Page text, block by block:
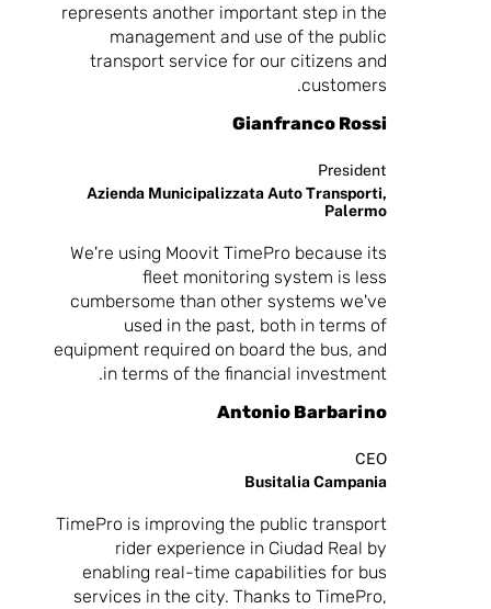
represents another important step in the
management and use of the public
transport service for our citizens and
customers.
Gianfranco Rossi
President
Azienda Municipalizzata Auto Transporti,
Palermo
We're using Moovit TimePro because its
fleet monitoring system is less
cumbersome than other systems we've
used in the past, both in terms of
equipment required on board the bus, and
in terms of the financial investment.
Antonio Barbarino
CEO
Busitalia Campania
TimePro is improving the public transport
rider experience in Ciudad Real by
enabling real-time capabilities for bus
services in the city. Thanks to TimePro,